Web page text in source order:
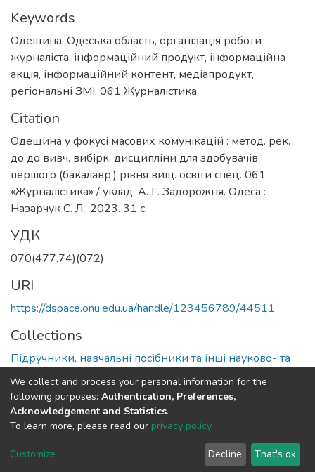
Keywords
Одещина, Одеська область, організація роботи
журналіста, інформаційний продукт, інформаційна
акція, інформаційний контент, медіапродукт,
регіональні ЗМІ, 061 Журналістика
Citation
Одещина у фокусі масових комунікацій : метод. рек.
до до вивч. вибірк. дисципліни для здобувачів
першого (бакалавр.) рівня вищ. освіти спец. 061
«Журналістика» / уклад. А. Г. Задорожня. Одеса :
Назарчук С. Л., 2023. 31 с.
УДК
070(477.74)(072)
URI
https://dspace.onu.edu.ua/handle/123456789/44511
Collections
Підручники, навчальні посібники та інші науково- та
навчально-методичні праці ФЖРВС
Full item page
DSpace software copyright © 2009-2026 LYRASIS
End User Agreement
We collect and process your personal information for the
following purposes: Authentication, Preferences,
Acknowledgement and Statistics.
To learn more, please read our privacy policy.
Customize Decline That's ok